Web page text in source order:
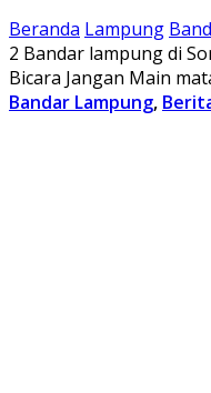
Beranda Lampung
2 Bandar lampung di
Bicara Jangan Main
Bandar Lampung,